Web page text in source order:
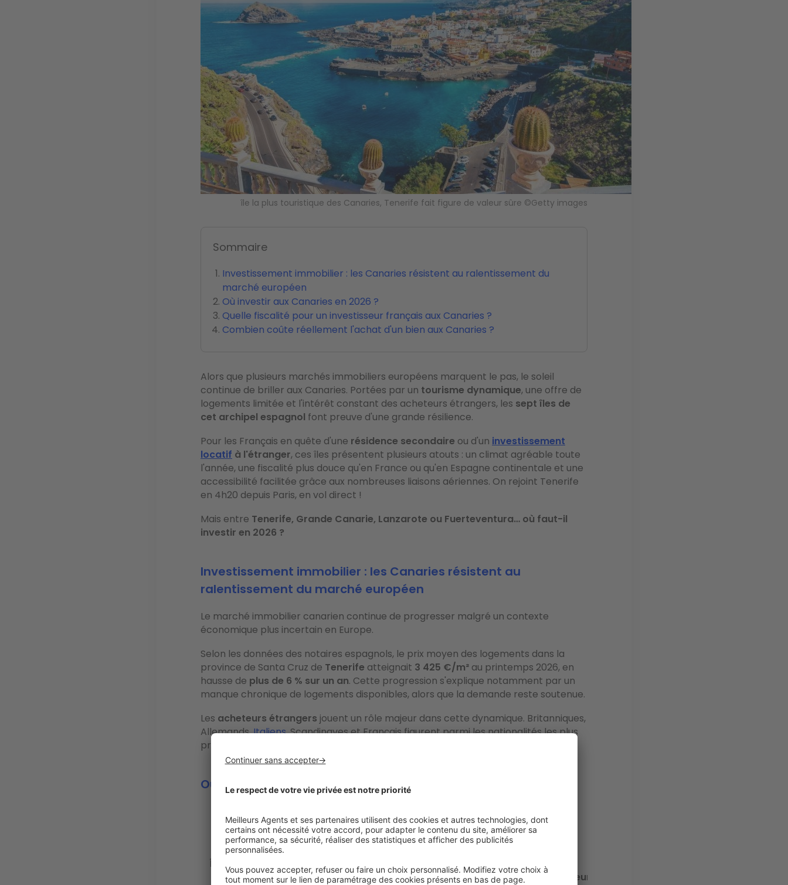
île la plus touristique des Canaries, Tenerife fait figure de valeur sûre ©Getty images
Sommaire
Investissement immobilier : les Canaries résistent au ralentissement du
marché européen
Où investir aux Canaries en 2026 ?
Quelle fiscalité pour un investisseur français aux Canaries ?
Combien coûte réellement l'achat d'un bien aux Canaries ?
Alors que plusieurs marchés immobiliers européens marquent le pas, le soleil
continue de briller aux Canaries. Portées par un tourisme dynamique, une offre de
logements limitée et l'intérêt constant des acheteurs étrangers, les sept îles de
cet archipel espagnol font preuve d'une grande résilience.
Pour les Français en quête d'une résidence secondaire ou d'un investissement
locatif à l'étranger, ces îles présentent plusieurs atouts : un climat agréable toute
l'année, une fiscalité plus douce qu'en France ou qu'en Espagne continentale et une
accessibilité facilitée grâce aux nombreuses liaisons aériennes. On rejoint Tenerife
en 4h20 depuis Paris, en vol direct !
Mais entre Tenerife, Grande Canarie, Lanzarote ou Fuerteventura… où faut-il
investir en 2026 ?
Investissement immobilier : les Canaries résistent au
ralentissement du marché européen
Le marché immobilier canarien continue de progresser malgré un contexte
économique plus incertain en Europe.
Selon les données des notaires espagnols, le prix moyen des logements dans la
province de Santa Cruz de Tenerife atteignait 3 425 €/m² au printemps 2026, en
hausse de plus de 6 % sur un an. Cette progression s'explique notamment par un
manque chronique de logements disponibles, alors que la demande reste soutenue.
Les acheteurs étrangers jouent un rôle majeur dans cette dynamique. Britanniques,
Allemands,Italiens, Scandinaves et Français figurent parmi les nationalités les plus
présentes sur le marché immobilier local.
Où investir aux Canaries en 2026 ?
Île
Prix moyen
estimé*
Potentiel de
valorisation
Rendement
locatif
Profil
d'investisseur